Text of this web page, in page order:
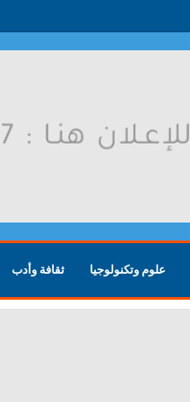
علوم وتكنولوجيا ثقافة وأدب